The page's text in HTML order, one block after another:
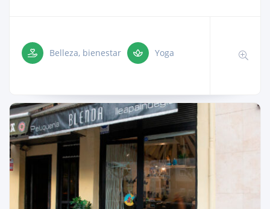
Belleza, bienestar Yoga